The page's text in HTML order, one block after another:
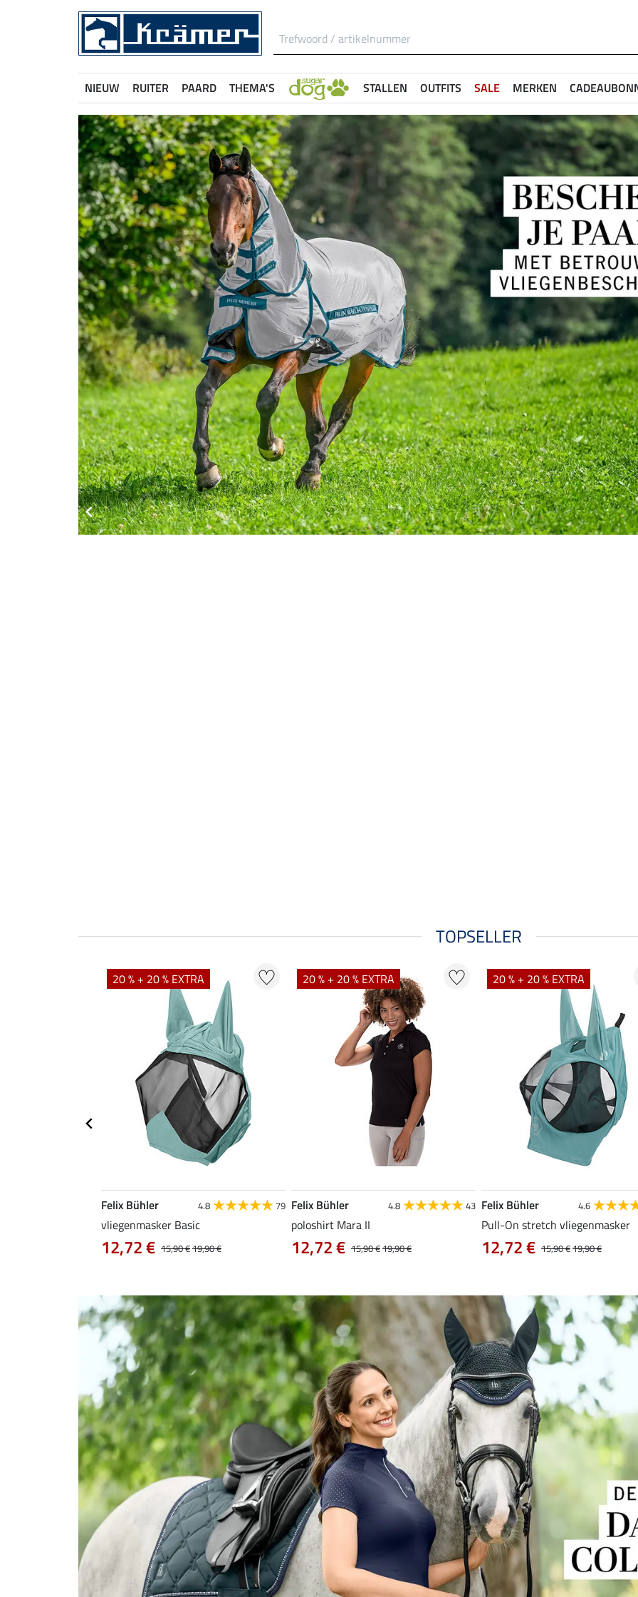
NIEUW RUITER PAARD THEMA'S STALLEN OUTFITS SALE MERKEN
TOPSELLER
20 % + 20 % EXTRA
Felix Bühler 4.8 79
vliegenmasker Basic
15,90 €19,90 €
12,72 €
20 % + 20 % EXTRA
Felix Bühler 4.8 43
poloshirt Mara II
15,90 €19,90 €
12,72 €
20 % + 20 % EXTRA
Felix Bühler 4.6
Pull-On stretch vliegenmasker
15,90 €19,90 €
12,72 €